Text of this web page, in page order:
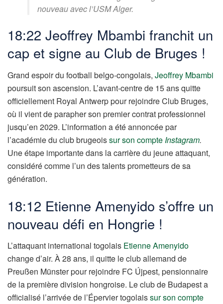
nouveau avec l’USM Alger.
18:22 Jeoffrey Mbambi franchit un
cap et signe au Club de Bruges !
Grand espoir du football belgo-congolais, Jeoffrey Mbambi
poursuit son ascension. L’avant-centre de 15 ans quitte
officiellement Royal Antwerp pour rejoindre Club Bruges,
où il vient de parapher son premier contrat professionnel
jusqu’en 2029. L’information a été annoncée par
l’académie du club brugeoissur son compteInstagram.
Une étape importante dans la carrière du jeune attaquant,
considéré comme l’un des talents prometteurs de sa
génération.
18:12 Etienne Amenyido s’offre un
nouveau défi en Hongrie !
L’attaquant international togolais Etienne Amenyido
change d’air. À 28 ans, il quitte le club allemand de
Preußen Münster pour rejoindre FC Újpest, pensionnaire
de la première division hongroise. Le club de Budapest a
officialisé l’arrivée de l’Épervier togolaissur son compte